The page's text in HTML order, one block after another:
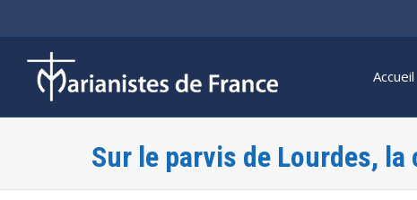
Accueil
Sur le parvis de Lourdes,